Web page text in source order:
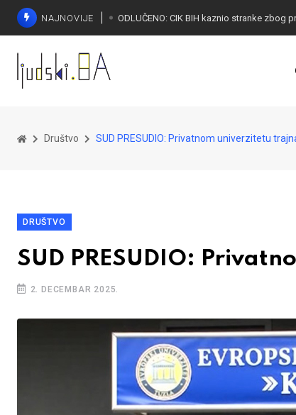
NAJNOVIJE
Društvo SUD PRESUDIO: Privatnom univerzitetu
DRUŠTVO
SUD PRESUDIO:
2. DECEMBAR 2025.